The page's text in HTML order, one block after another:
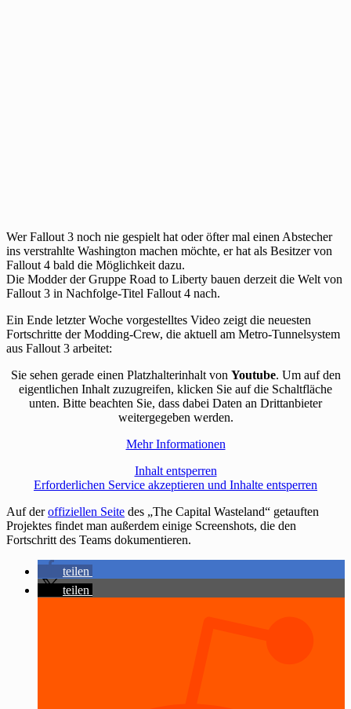
Wer Fallout 3 noch nie gespielt hat oder öfter mal einen Abstecher
ins verstrahlte Washington machen möchte, er hat als Besitzer von
Fallout 4 bald die Möglichkeit dazu.
Die Modder der Gruppe Road to Liberty bauen derzeit die Welt von
Fallout 3 in Nachfolge-Titel Fallout 4 nach.
Ein Ende letzter Woche vorgestelltes Video zeigt die neuesten
Fortschritte der Modding-Crew, die aktuell am Metro-Tunnelsystem
aus Fallout 3 arbeitet:
Sie sehen gerade einen Platzhalterinhalt von Youtube. Um auf den
eigentlichen Inhalt zuzugreifen, klicken Sie auf die Schaltfläche
unten. Bitte beachten Sie, dass dabei Daten an Drittanbieter
weitergegeben werden.
Mehr Informationen
Inhalt entsperren
Erforderlichen Service akzeptieren und Inhalte entsperren
Auf deroffiziellen Seite des „The Capital Wasteland“ getauften
Projektes findet man außerdem einige Screenshots, die den
Fortschritt des Teams dokumentieren.
teilen
teilen